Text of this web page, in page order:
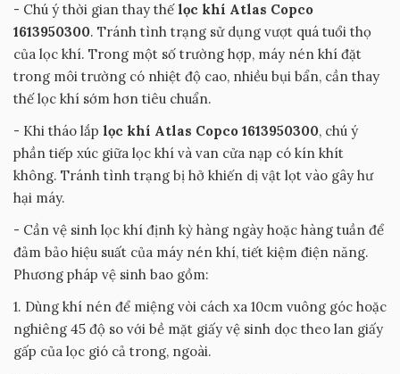
- Chú ý thời gian thay thếlọc khí Atlas Copco
1613950300. Tránh tình trạng sử dụng vượt quá tuổi thọ
của lọc khí. Trong một số trường hợp, máy nén khí đặt
trong môi trường có nhiệt độ cao, nhiều bụi bẩn, cần thay
thế lọc khí sớm hơn tiêu chuẩn.
- Khi tháo lắp lọc khí Atlas Copco 1613950300, chú ý
phần tiếp xúc giữa lọc khí và van cửa nạp có kín khít
không. Tránh tình trạng bị hở khiến dị vật lọt vào gây hư
hại máy.
- Cần vệ sinh lọc khí định kỳ hàng ngày hoặc hàng tuần để
đảm bảo hiệu suất của máy nén khí, tiết kiệm điện năng.
Phương pháp vệ sinh bao gồm:
1. Dùng khí nén để miệng vòi cách xa 10cm vuông góc hoặc
nghiêng 45 độ so với bề mặt giấy vệ sinh dọc theo lan giấy
gấp của lọc gió cả trong, ngoài.